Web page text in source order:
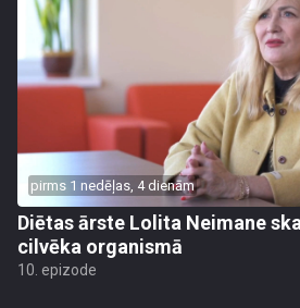
pirms 1 nedēļas, 4 dienām
Diētas ārste Lolita Neimane
cilvēka organismā
10. epizode